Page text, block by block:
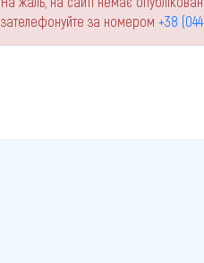
зателефонуйте за номером +38